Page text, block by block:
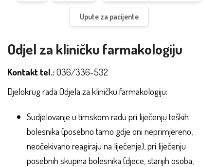
Upute za pacijente
Odjel za kliničku farmakologiju
Kontakt tel.:036/336-532
Djelokrug rada Odjela za kliničku farmakologiju:
Sudjelovanje u timskom radu pri liječenju teških
bolesnika (posebno tamo gdje oni neprimjereno,
neočekivano reagiraju na liječenje), pri liječenju
posebnih skupina bolesnika (djece, starijih osoba,